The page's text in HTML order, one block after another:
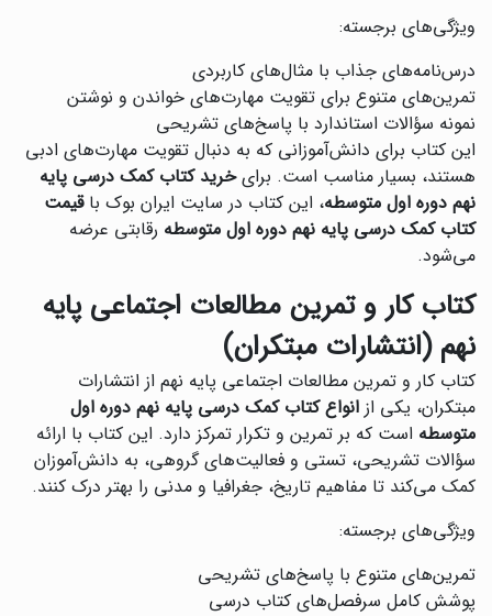
ویژگی‌های برجسته:
درس‌نامه‌های جذاب با مثال‌های کاربردی
تمرین‌های متنوع برای تقویت مهارت‌های خواندن و نوشتن
نمونه سؤالات استاندارد با پاسخ‌های تشریحی
این کتاب برای دانش‌آموزانی که به دنبال تقویت مهارت‌های ادبی
هستند، بسیار مناسب است. برایخرید کتاب کمک درسی پایه
نهم دوره اول متوسطه، این کتاب در سایت ایران بوک باقیمت
کتاب کمک درسی پایه نهم دوره اول متوسطه رقابتی عرضه
می‌شود.
کتاب کار و تمرین مطالعات اجتماعی پایه
نهم (انتشارات مبتکران)
کتاب کار و تمرین مطالعات اجتماعی پایه نهم از انتشارات
مبتکران، یکی از انواع کتاب کمک درسی پایه نهم دوره اول
متوسطه است که بر تمرین و تکرار تمرکز دارد. این کتاب با ارائه
سؤالات تشریحی، تستی و فعالیت‌های گروهی، به دانش‌آموزان
کمک می‌کند تا مفاهیم تاریخ، جغرافیا و مدنی را بهتر درک کنند.
ویژگی‌های برجسته:
تمرین‌های متنوع با پاسخ‌های تشریحی
پوشش کامل سرفصل‌های کتاب درسی